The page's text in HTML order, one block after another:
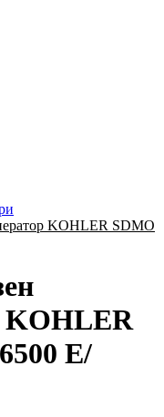
KOHLER SDMO
KOHLER
Е/